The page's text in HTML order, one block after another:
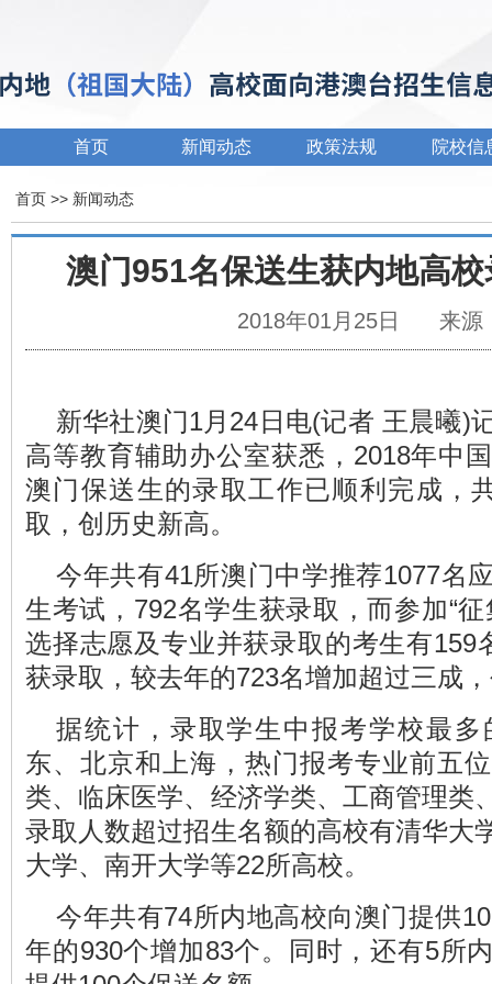
首页 新闻动态 政策法规 院校信
首页 >> 新闻动态
澳门951名保送生获内地高
2018年01月25日 来源
新华社澳门1月24日电(记者 王晨曦)
高等教育辅助办公室获悉，2018年中
澳门保送生的录取工作已顺利完成，
取，创历史新高。
今年共有41所澳门中学推荐1077名
生考试，792名学生获录取，而参加“
选择志愿及专业并获录取的考生有159
获录取，较去年的723名增加超过三成
据统计，录取学生中报考学校最
东、北京和上海，热门报考专业前五
类、临床医学、经济学类、工商管理类
录取人数超过招生名额的高校有清华大
大学、南开大学等22所高校。
今年共有74所内地高校向澳门提供
年的930个增加83个。同时，还有5所